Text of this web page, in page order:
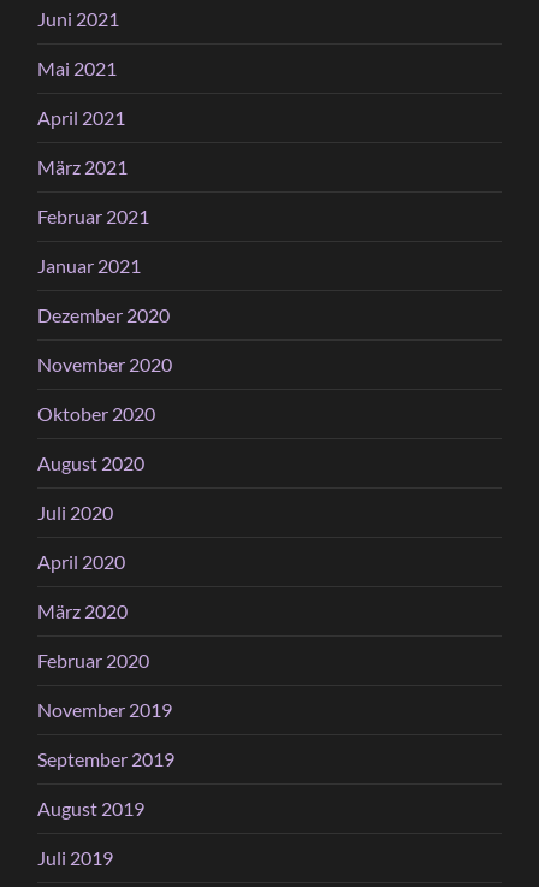
Juni 2021
Mai 2021
April 2021
März 2021
Februar 2021
Januar 2021
Dezember 2020
November 2020
Oktober 2020
August 2020
Juli 2020
April 2020
März 2020
Februar 2020
November 2019
September 2019
August 2019
Juli 2019